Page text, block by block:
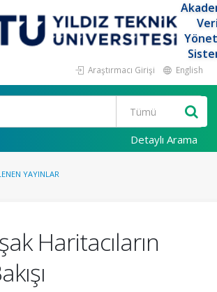
Araştırmacı Girişi English
Detaylı Arama
YAYINLAR
Haritacıların